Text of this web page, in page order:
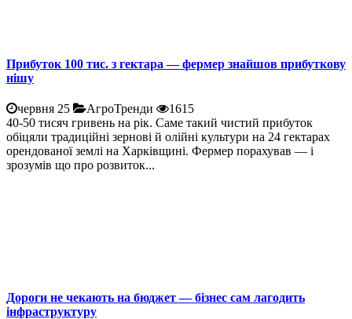
Прибуток 100 тис. з гектара — фермер знайшов прибуткову
нішу
червня 25 АгроТренди
1615
40-50 тисяч гривень на рік. Саме такий чистий прибуток
обіцяли традиційні зернові й олійні культури на 24 гектарах
орендованої землі на Харківщині. Фермер порахував — і
зрозумів що про розвиток...
Дороги не чекають на бюджет — бізнес сам лагодить
інфраструктуру